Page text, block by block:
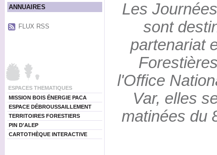
ANNUAIRES
FLUX RSS
ESPACES THEMATIQUES
MISSION BOIS ÉNERGIE PACA
ESPACE DÉBROUSSAILLEMENT
TERRITOIRES FORESTIERS
PIN D'ALEP
CARTOTHÈQUE INTERACTIVE
Les
sont
partenariat
l'Office
Var, elles
matinées du